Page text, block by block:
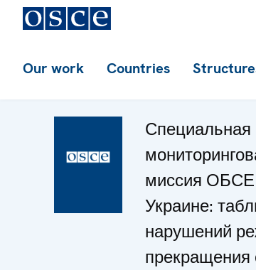
Our work Countries
Специальная
миссия
Украине:
нарушений
прекращения